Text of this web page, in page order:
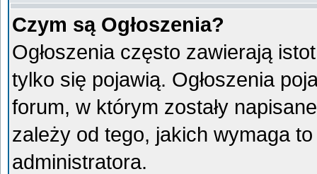
Czym są Ogłoszenia?
Ogłoszenia często zawierają
tylko się pojawią. Ogłoszenia
forum, w którym zostały
zależy od tego, jakich wymaga
administratora.